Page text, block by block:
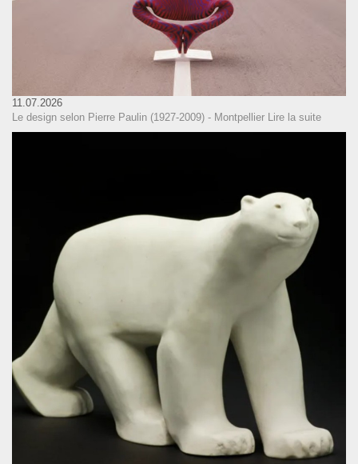
11.07.2026
Le design selon Pierre Paulin (1927-2009) - Montpellier Lire la suite